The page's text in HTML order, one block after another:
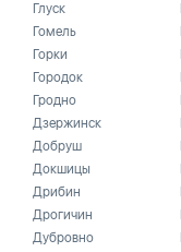
Глуск
Гомель
Горки
Городок
Гродно
Дзержинск
Добруш
Докшицы
Дрибин
Дрогичин
Дубровно